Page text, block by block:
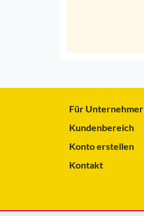
Für Unternehmer
Kundenbereich
Konto erstellen
Kontakt